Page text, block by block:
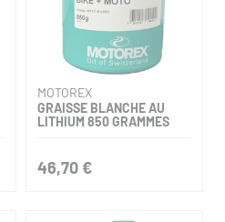
MOTOREX
GRAISSE BLANCHE AU
LITHIUM 850 GRAMMES
46,70 €